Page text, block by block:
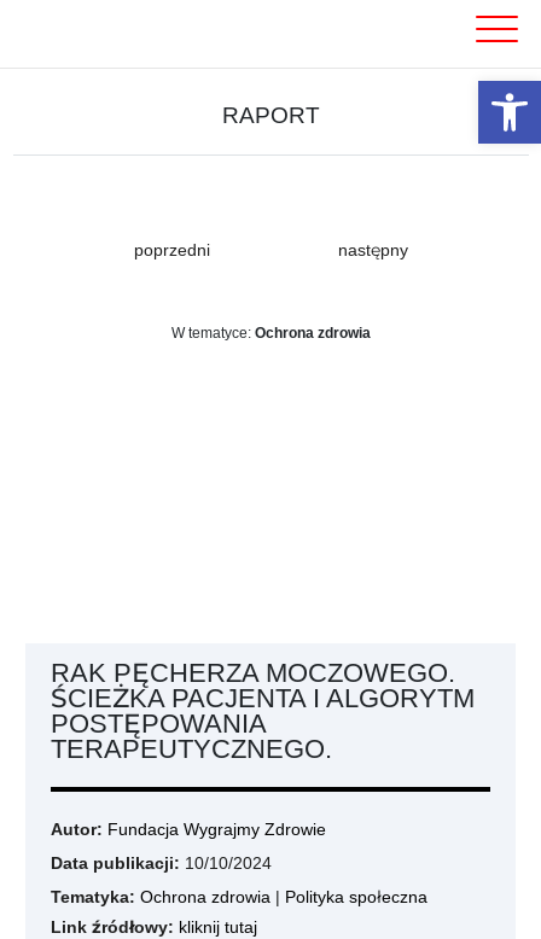
RAPORT
poprzedni następny
W tematyce: Ochrona zdrowia
RAK PĘCHERZA MOCZOWEGO.
ŚCIEŻKA PACJENTA I ALGORYTM
POSTĘPOWANIA
TERAPEUTYCZNEGO.
Autor: Fundacja Wygrajmy Zdrowie
Data publikacji: 10/10/2024
Tematyka: Ochrona zdrowia | Polityka społeczna
Link źródłowy: kliknij tutaj